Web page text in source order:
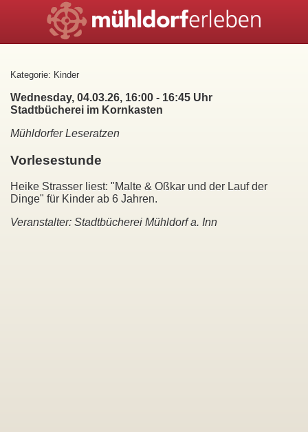
Kategorie: Kinder
Wednesday, 04.03.26, 16:00 - 16:45 Uhr
Stadtbücherei im Kornkasten
Mühldorfer Leseratzen
Vorlesestunde
Heike Strasser liest: "Malte & Oßkar und der Lauf der
Dinge" für Kinder ab 6 Jahren.
Veranstalter: Stadtbücherei Mühldorf a. Inn